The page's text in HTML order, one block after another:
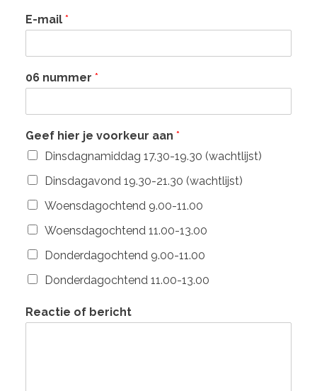
E-mail *
06 nummer *
Geef hier je voorkeur aan *
Dinsdagnamiddag 17.30-19.30 (wachtlijst)
Dinsdagavond 19.30-21.30 (wachtlijst)
Woensdagochtend 9.00-11.00
Woensdagochtend 11.00-13.00
Donderdagochtend 9.00-11.00
Donderdagochtend 11.00-13.00
Reactie of bericht